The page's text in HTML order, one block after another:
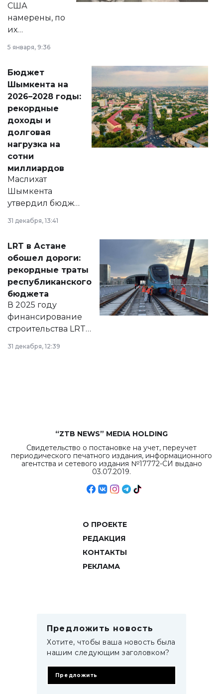
США
намерены, по
их
принести
народу
Венесуэлы.
5 января, 9:36
Бюджет
Шымкента на
2026–2028 годы:
рекордные
доходы и
долговая
нагрузка на
сотни
миллиардов
Маслихат
Шымкента
утвердил бюджет
города на 2026–
2028 годы.
документ
появился в базе
нормативных
правовых актов и
на сайте маслихат
города.
31 декабря, 13:41
LRT в Астане
обошел дороги:
рекордные траты
республиканского
бюджета
В 2025 году
финансирование
строительства LRT
в Астане из
республиканского
31 декабря, 12:39
“ZTB NEWS” MEDIA HOLDING
Свидетельство о постановке на учет, переучет
периодического печатного издания, информационного
агентства и сетевого издания №17772-СИ выдано
03.07.2019.
О ПРОЕКТЕ
РЕДАКЦИЯ
КОНТАКТЫ
РЕКЛАМА
Предложить новость
Хотите, чтобы ваша новость была
нашим следующим заголовком?
Предложить